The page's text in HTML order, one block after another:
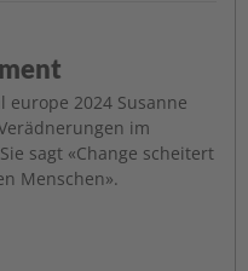
europe 2024 Susanne
im
sagt «Change scheitert
Menschen».